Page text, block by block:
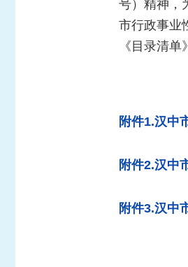
号）精神，
市行政事业
《目录清单
附件1.汉中
附件2.汉中
附件3.汉中